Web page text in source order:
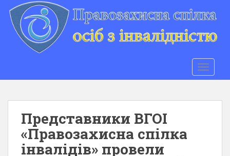
Представники ВГОІ
«Правозахисна спілка
інвалідів» провели